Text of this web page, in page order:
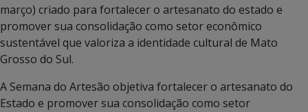
março) criado para fortalecer o artesanato do estado e
promover sua consolidação como setor econômico
sustentável que valoriza a identidade cultural de Mato
Grosso do Sul.
A Semana do Artesão objetiva fortalecer o artesanato do
Estado e promover sua consolidação como setor